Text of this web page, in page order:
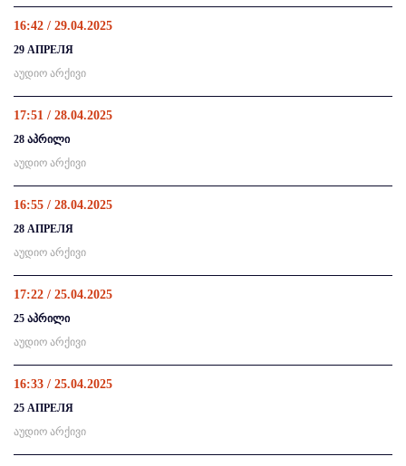
16:42 / 29.04.2025
29 АПРЕЛЯ
აუდიო არქივი
17:51 / 28.04.2025
28 აპრილი
აუდიო არქივი
16:55 / 28.04.2025
28 АПРЕЛЯ
აუდიო არქივი
17:22 / 25.04.2025
25 აპრილი
აუდიო არქივი
16:33 / 25.04.2025
25 АПРЕЛЯ
აუდიო არქივი